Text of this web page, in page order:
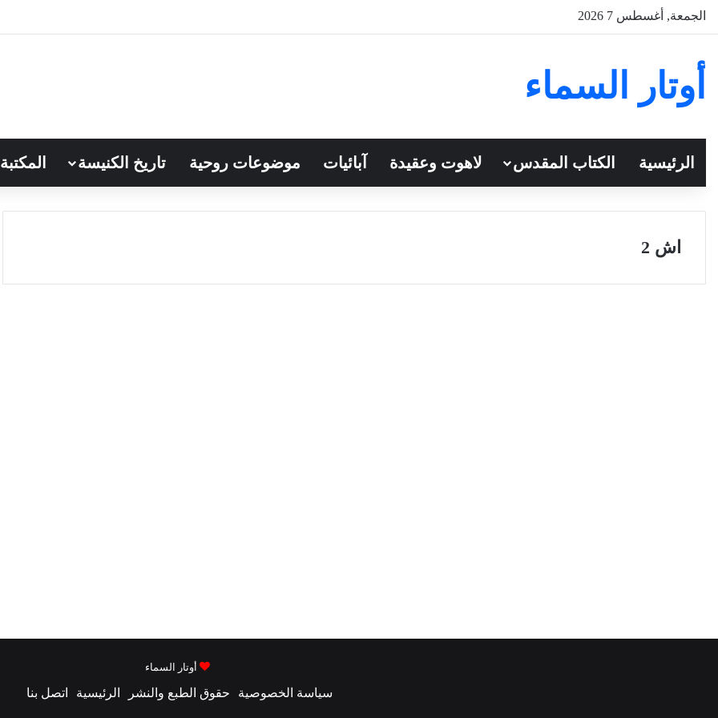
الجمعة, أغسطس 7 2026
أوتار السماء
الرئيسية الكتاب المقدس لاهوت وعقيدة آبائيات موضوعات روحية تاريخ الكنيسة المكتبة
اش 2
أوتار السماء
سياسة الخصوصية حقوق الطبع والنشر الرئيسية اتصل بنا